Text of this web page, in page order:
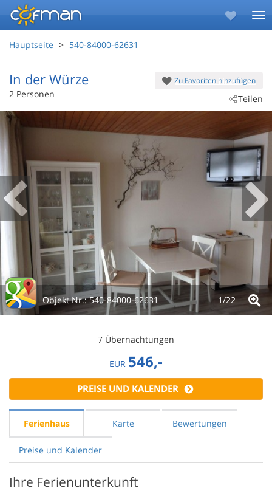
Hauptseite 540-84000-62631
Zu Favoriten hinzufügen
Teilen
In der Würze
- 79837
2 Personen
Objekt Nr.:540-84000-62631 1/22
7 Übernachtungen
EUR 546,-
PREISE UND KALENDER
Ferienhaus Karte Bewertungen
Preise und Kalender
Ihre Ferienunterkunft